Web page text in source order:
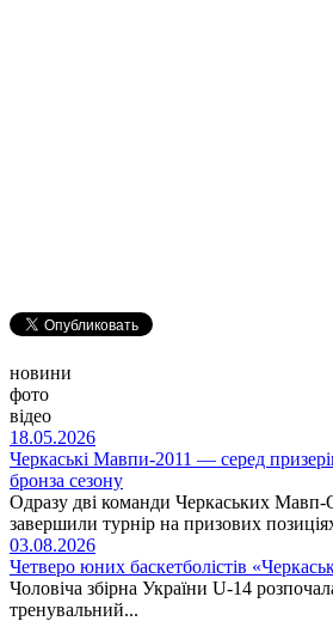
новини
фото
відео
18.05.2026
Черкаські Мавпи-2011 — серед
бронза сезону
Одразу дві команди Черкаських
завершили турнір на призових
03.08.2026
Четверо юних баскетболістів
Чоловіча збірна України U-14
тренувальний...